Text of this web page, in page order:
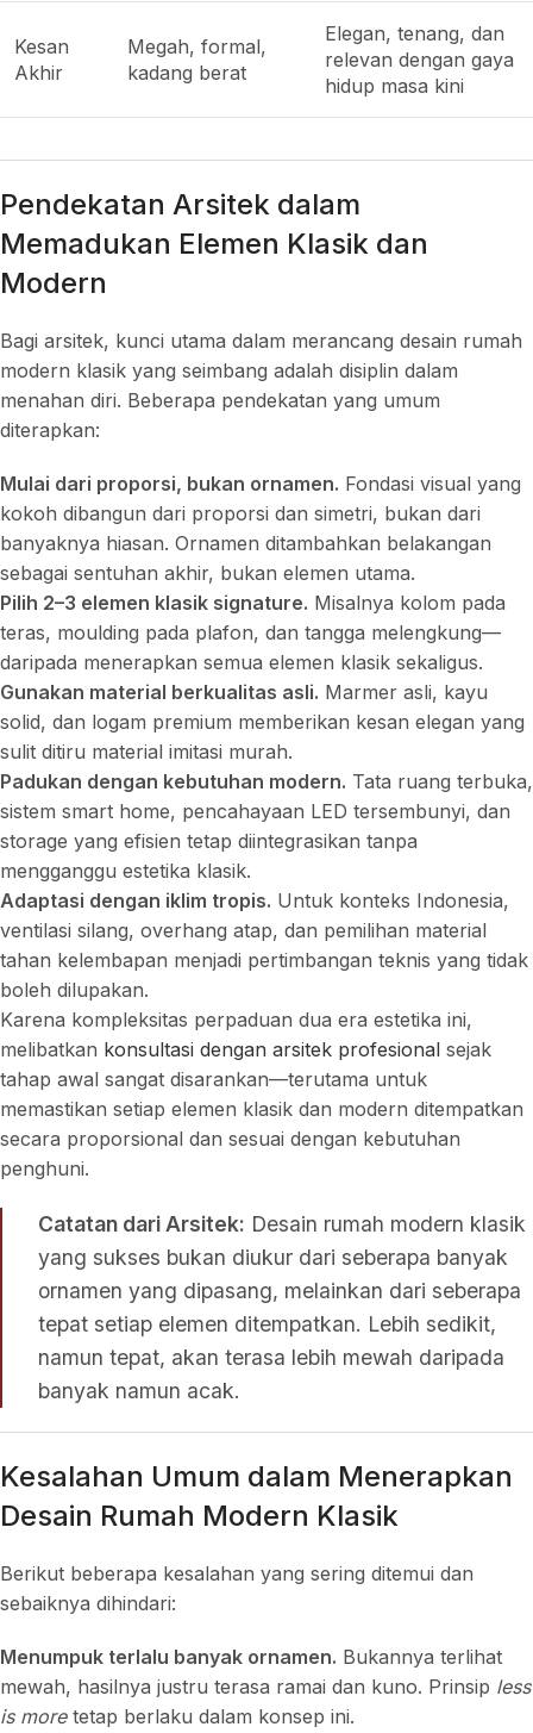
Kesan
Akhir
Megah, formal,
kadang berat
Elegan, tenang, dan
relevan dengan gaya
hidup masa kini
Pendekatan Arsitek dalam
Memadukan Elemen Klasik dan
Modern
Bagi arsitek, kunci utama dalam merancang desain rumah
modern klasik yang seimbang adalah disiplin dalam
menahan diri. Beberapa pendekatan yang umum
diterapkan:
Mulai dari proporsi, bukan ornamen. Fondasi visual yang
kokoh dibangun dari proporsi dan simetri, bukan dari
banyaknya hiasan. Ornamen ditambahkan belakangan
sebagai sentuhan akhir, bukan elemen utama.
Pilih 2–3 elemen klasik signature. Misalnya kolom pada
teras, moulding pada plafon, dan tangga melengkung—
daripada menerapkan semua elemen klasik sekaligus.
Gunakan material berkualitas asli. Marmer asli, kayu
solid, dan logam premium memberikan kesan elegan yang
sulit ditiru material imitasi murah.
Padukan dengan kebutuhan modern. Tata ruang terbuka,
sistem smart home, pencahayaan LED tersembunyi, dan
storage yang efisien tetap diintegrasikan tanpa
mengganggu estetika klasik.
Adaptasi dengan iklim tropis. Untuk konteks Indonesia,
ventilasi silang, overhang atap, dan pemilihan material
tahan kelembapan menjadi pertimbangan teknis yang tidak
boleh dilupakan.
Karena kompleksitas perpaduan dua era estetika ini,
melibatkan konsultasi dengan arsitek profesional sejak
tahap awal sangat disarankan—terutama untuk
memastikan setiap elemen klasik dan modern ditempatkan
secara proporsional dan sesuai dengan kebutuhan
penghuni.
Catatan dari Arsitek: Desain rumah modern klasik
yang sukses bukan diukur dari seberapa banyak
ornamen yang dipasang, melainkan dari seberapa
tepat setiap elemen ditempatkan. Lebih sedikit,
namun tepat, akan terasa lebih mewah daripada
banyak namun acak.
Kesalahan Umum dalam Menerapkan
Desain Rumah Modern Klasik
Berikut beberapa kesalahan yang sering ditemui dan
sebaiknya dihindari:
Menumpuk terlalu banyak ornamen. Bukannya terlihat
mewah, hasilnya justru terasa ramai dan kuno. Prinsip less
is moretetap berlaku dalam konsep ini.